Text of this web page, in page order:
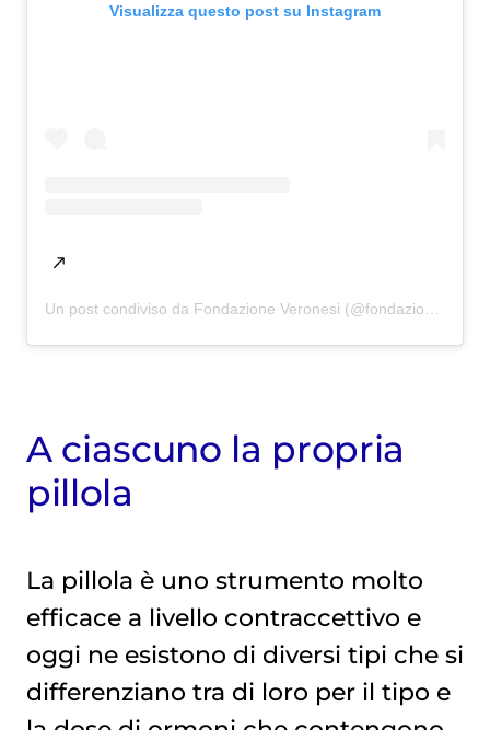
Visualizza questo post su Instagram
A ciascuno la propria
pillola
La pillola è uno strumento molto
efficace a livello contraccettivo e
oggi ne esistono di diversi tipi che si
differenziano tra di loro per il tipo e